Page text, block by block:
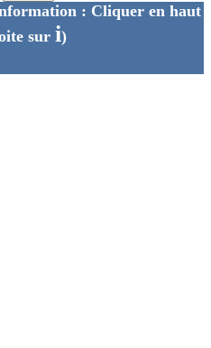
: Cliquer en haut
sur i)